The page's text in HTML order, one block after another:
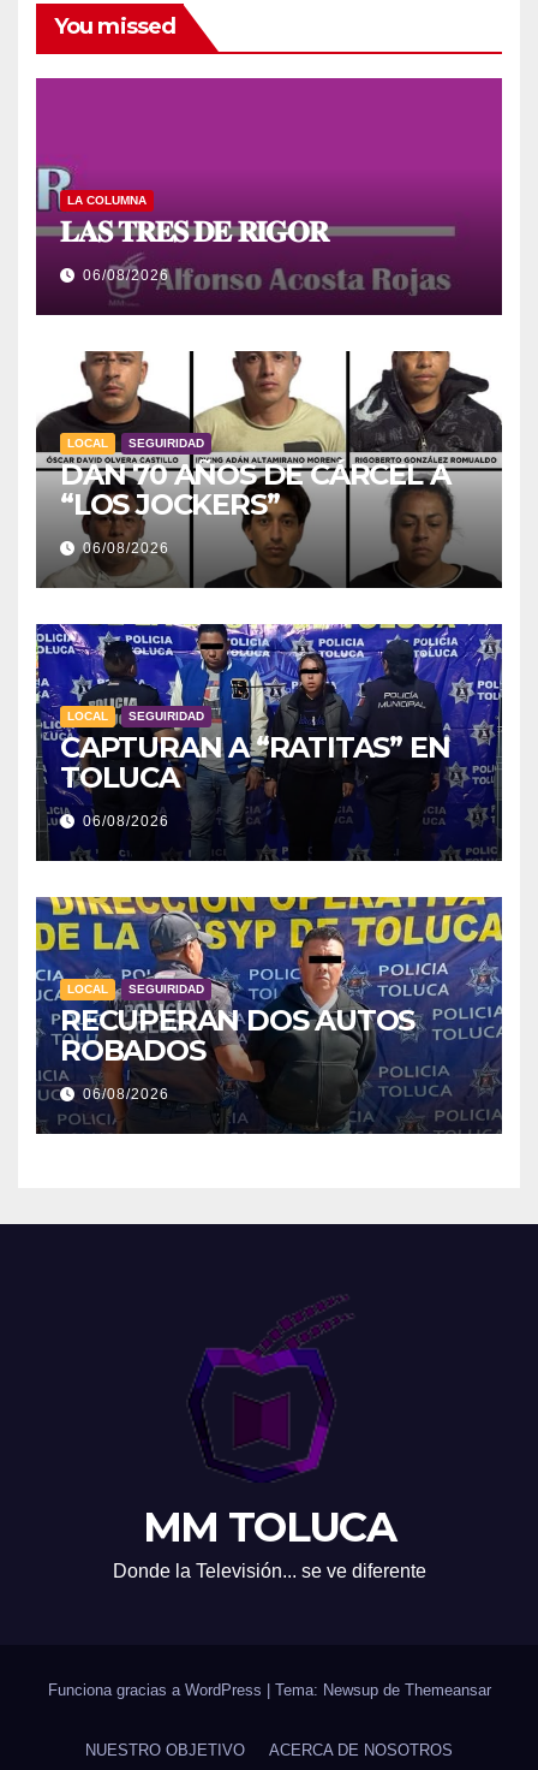
You missed
LA COLUMNA
𝐋𝐀𝐒 𝐓𝐑𝐄𝐒 𝐃𝐄 𝐑𝐈𝐆𝐎𝐑
06/08/2026
LOCAL SEGUIRIDAD
DAN 70 AÑOS DE CÁRCEL A
“LOS JOCKERS”
06/08/2026
LOCAL SEGUIRIDAD
CAPTURAN A “RATITAS” EN
TOLUCA
06/08/2026
LOCAL SEGUIRIDAD
RECUPERAN DOS AUTOS
ROBADOS
06/08/2026
MM TOLUCA
Donde la Televisión... se ve diferente
Funciona gracias a WordPress Tema: Newsup de Themeansar
NUESTRO OBJETIVO ACERCA DE NOSOTROS